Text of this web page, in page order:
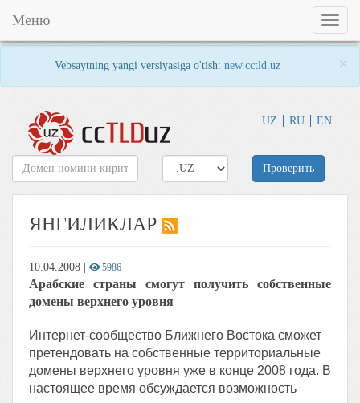
Vebsaytning yangi versiyasiga o'tish: new.cctld.uz ×
UZ RU EN
Toggle
Меню
Проверить
ЯНГИЛИКЛАР
10.04.2008 5986
Арабские страны смогут получить собственные
домены верхнего уровня
Интернет-сообщество Ближнего Востока сможет
претендовать на собственные территориальные
домены верхнего уровня уже в конце 2008 года. В
настоящее время обсуждается возможность